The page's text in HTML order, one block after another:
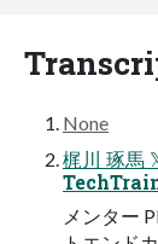
None
梶川 琢
メンター